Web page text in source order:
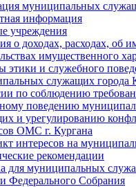
муниципальных
информация
учреждения
о доходах, расходах, об
имущественного
этики и служебного
служащих города
по соблюдению
поведению
и урегулированию
ОМС г. Кургана
интересов на
рекомендации
для муниципальных
Федерального Cобрания